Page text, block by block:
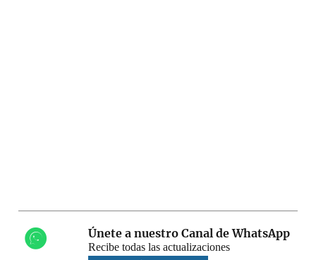
Únete a nuestro Canal de WhatsApp
Recibe todas las actualizaciones